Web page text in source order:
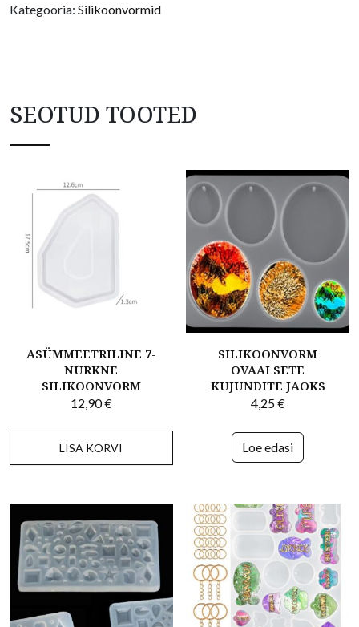
Kategooria: Silikoonvormid
SEOTUD TOOTED
ASÜMMEETRILINE 7-
NURKNE
SILIKOONVORM
12,90€
LISA KORVI
SILIKOONVORM
OVAALSETE
KUJUNDITE JAOKS
4,25€
Loe edasi